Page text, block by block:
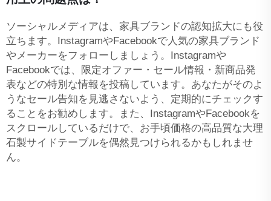
ソーシャルメディアは、家具ブランドの認知拡大にも役
立ちます。InstagramやFacebookで人気の家具ブランド
やメーカーをフォローしましょう。Instagramや
Facebookでは、限定オファー・セール情報・新商品発
表などの特別な情報を投稿しています。あなたがそのよ
うなセール告知を見逃さないよう、定期的にチェックす
ることをお勧めします。また、InstagramやFacebookを
スクロールしているだけで、お手頃価格の高品質な大理
石製サイドテーブルを偶然見つけられるかもしれませ
ん。